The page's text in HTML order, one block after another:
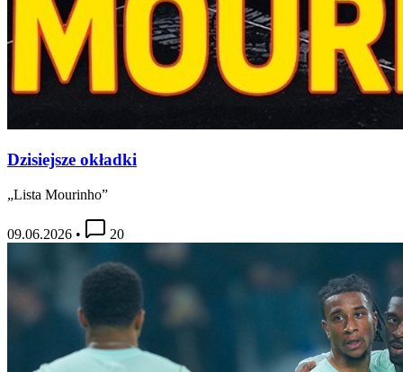
Dzisiejsze okładki
„Lista Mourinho”
09.06.2026 • 20